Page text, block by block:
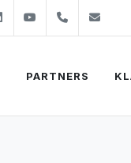
LinkedinYoutube+31
PARTNERS